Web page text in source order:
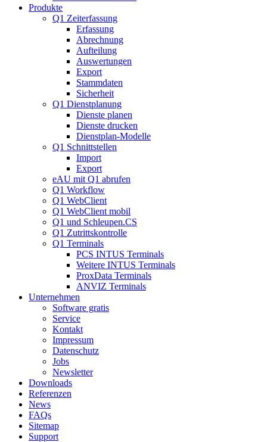
Produkte
Q1 Zeiterfassung
Erfassung
Abrechnung
Aufteilung
Auswertungen
Export
Stammdaten
Sicherheit
Q1 Dienstplanung
Dienste planen
Dienste drucken
Dienstplan-Modelle
Q1 Schnittstellen
Import
Export
eAU mit Q1 abrufen
Q1 Workflow
Q1 WebClient
Q1 WebClient mobil
Q1 und Schleupen.CS
Q1 Zutrittskontrolle
Q1 Terminals
PCS INTUS Terminals
Weitere INTUS Terminals
ProxData Terminals
ANVIZ Terminals
Unternehmen
Software gratis
Service
Kontakt
Impressum
Datenschutz
Jobs
Newsletter
Downloads
Referenzen
News
FAQs
Sitemap
Support